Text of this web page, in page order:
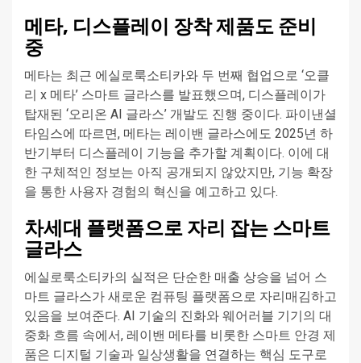
메타, 디스플레이 장착 제품도 준비
중
메타는 최근 에실로룩소티카와 두 번째 협업으로 ‘오클
리 x 메타’ 스마트 글라스를 발표했으며, 디스플레이가
탑재된 ‘오리온 AI 글라스’ 개발도 진행 중이다. 파이낸셜
타임스에 따르면, 메타는 레이밴 글라스에도 2025년 하
반기부터 디스플레이 기능을 추가할 계획이다. 이에 대
한 구체적인 정보는 아직 공개되지 않았지만, 기능 확장
을 통한 사용자 경험의 혁신을 예고하고 있다.
차세대 플랫폼으로 자리 잡는 스마트
글라스
에실로룩소티카의 실적은 단순한 매출 상승을 넘어 스
마트 글라스가 새로운 컴퓨팅 플랫폼으로 자리매김하고
있음을 보여준다. AI 기술의 진화와 웨어러블 기기의 대
중화 흐름 속에서, 레이밴 메타를 비롯한 스마트 안경 제
품은 디지털 기술과 일상생활을 연결하는 핵심 도구로